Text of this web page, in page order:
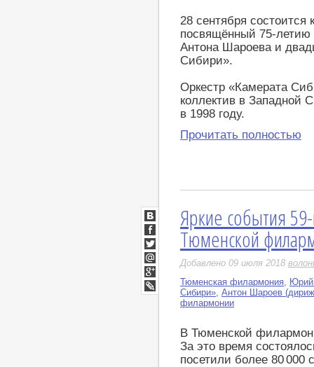
28 сентября
посвящённый 75-летию
Антона Шароева и
Сибири».
Оркестр «Камерата
коллектив в Западной
в 1998 году.
Прочитать полностью
Яркие события
Тюменской
Добавлено 09 июля 2018
Тюменская филармония
Юрий
Сибири» Антон Шароев
филармонии
В Тюменской
За это время
посетили более 80 000
ВКонтакте
Facebook
Twitter
Мой
Мир
Google+
LiveJournal